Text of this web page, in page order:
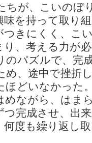
ちが、こいのぼ
味を持って取り
つきにくく、こ
り、考える力が
のパズルで、完
め、途中で挫折
ほどいなかった
めながら、はま
つ完成させ、出
何度も繰り返し